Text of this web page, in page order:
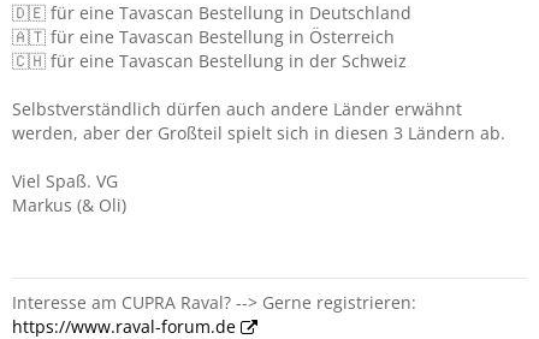
🇩🇪 für eine Tavascan Bestellung in Deutschland
🇦🇹 für eine Tavascan Bestellung in Österreich
🇨🇭 für eine Tavascan Bestellung in der Schweiz
Selbstverständlich dürfen auch andere Länder erwähnt
werden, aber der Großteil spielt sich in diesen 3 Ländern ab.
Viel Spaß. VG
Markus (& Oli)
Interesse am CUPRA Raval? --> Gerne registrieren:
https://www.raval-forum.de